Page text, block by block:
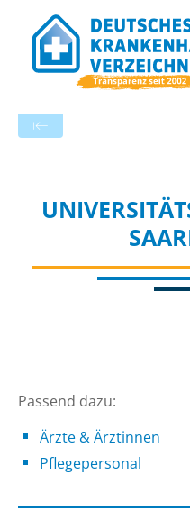
Passend dazu:
Ärzte & Ärztinnen
Pflegepersonal